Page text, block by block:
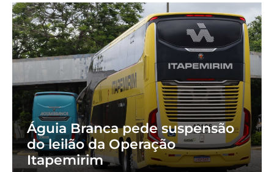
Águia Branca pede suspensão
do leilão da Operação
Itapemirim